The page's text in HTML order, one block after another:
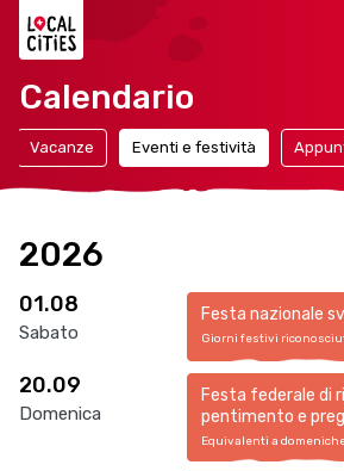
Calendario
Vacanze Eventi e festività
2026
01.08
Sabato
Festa nazionale
Giorni festivi
20.09
Domenica
Festa federale di
pentimento e
Equivalenti a